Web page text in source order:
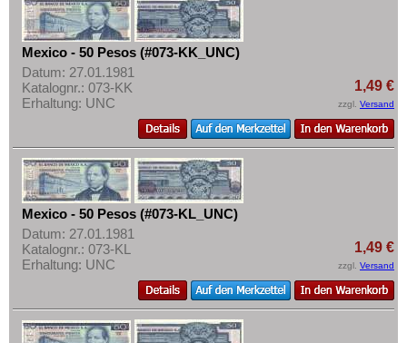
Mexico - 50 Pesos (#073-KK_UNC)
Datum: 27.01.1981
Katalognr.: 073-KK
Erhaltung: UNC
1,49 €
zzgl. Versand
Mexico - 50 Pesos (#073-KL_UNC)
Datum: 27.01.1981
Katalognr.: 073-KL
Erhaltung: UNC
1,49 €
zzgl. Versand